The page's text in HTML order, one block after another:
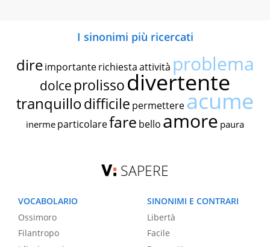
I sinonimi più ricercati
dire importante richiestaattività problema
dolce prolissodivertente
tranquillodifficile permettereacume
inerme particolarefare bello amore paura
SAPERE
VOCABOLARIO
Ossimoro
Filantropo
SINONIMI E CONTRARI
Libertà
Facile